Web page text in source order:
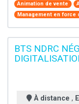
Animation de vente
Management en force
BTS NDRC
À distance ,